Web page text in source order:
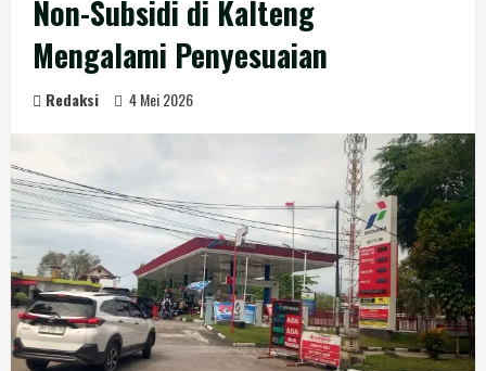
Non-Subsidi di Kalteng
Mengalami Penyesuaian
Redaksi 4 Mei 2026